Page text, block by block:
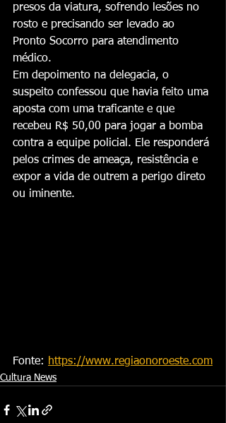
presos da viatura, sofrendo lesões no
rosto e precisando ser levado ao
Pronto Socorro para atendimento
médico.
Em depoimento na delegacia, o
suspeito confessou que havia feito uma
aposta com uma traficante e que
recebeu R$ 50,00 para jogar a bomba
contra a equipe policial. Ele responderá
pelos crimes de ameaça, resistência e
expor a vida de outrem a perigo direto
ou iminente.
Fonte: https://www.regiaonoroeste.com
Cultura News